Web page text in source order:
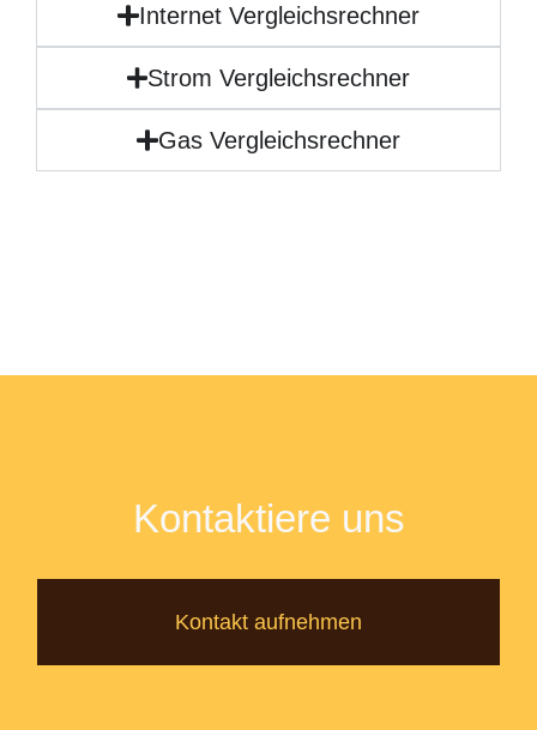
Internet Vergleichsrechner
Strom Vergleichsrechner
Gas Vergleichsrechner
Kontaktiere uns
Kontakt aufnehmen